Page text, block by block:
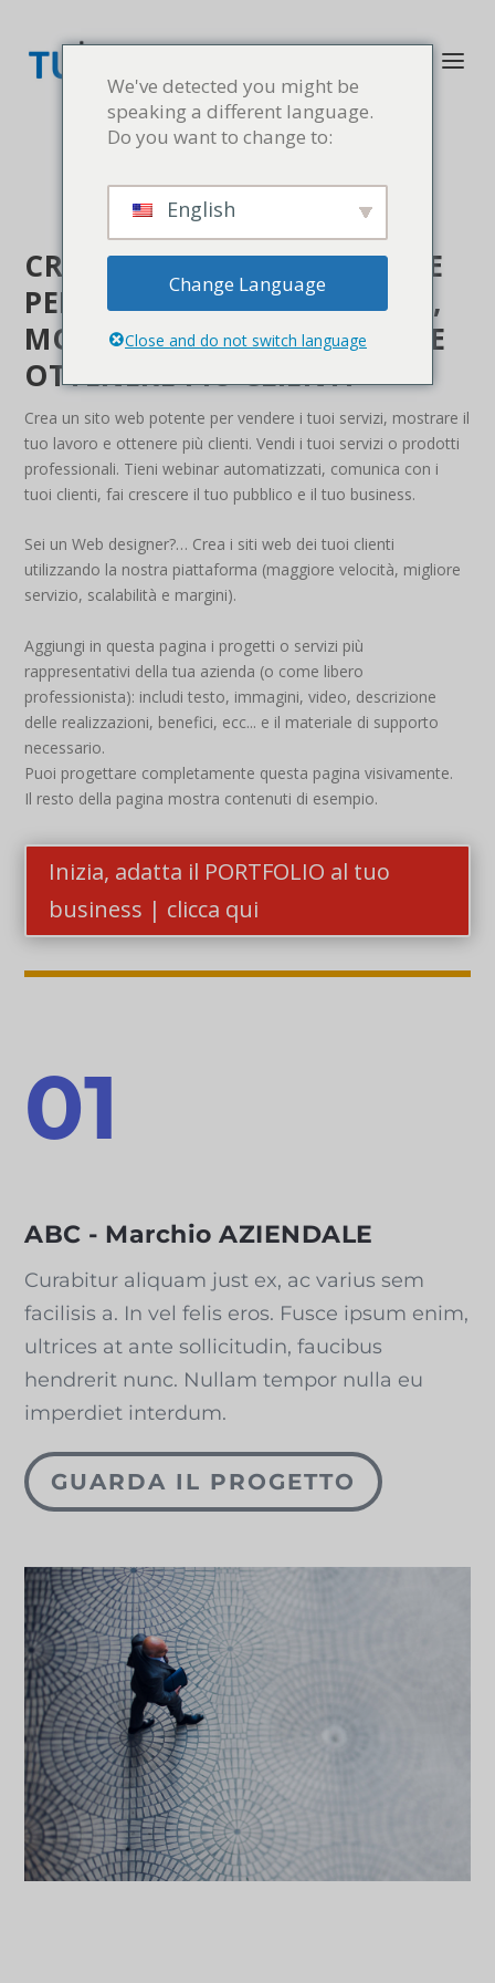
CREA UN SITO WEB POTENTE
PER VENDERE I TUOI SERVIZI,
MOSTRARE IL TUO LAVORO E
OTTENERE PIÙ CLIENTI
Crea un sito web potente per vendere i tuoi servizi, mostrare il
tuo lavoro e ottenere più clienti. Vendi i tuoi servizi o prodotti
professionali. Tieni webinar automatizzati, comunica con i
tuoi clienti, fai crescere il tuo pubblico e il tuo business.
Sei un Web designer?… Crea i siti web dei tuoi clienti
utilizzando la nostra piattaforma (maggiore velocità, migliore
servizio, scalabilità e margini).
Aggiungi in questa pagina i progetti o servizi più
rappresentativi della tua azienda (o come libero
professionista): includi testo, immagini, video, descrizione
delle realizzazioni, benefici, ecc... e il materiale di supporto
necessario.
Puoi progettare completamente questa pagina visivamente.
Il resto della pagina mostra contenuti di esempio.
Inizia, adatta il PORTFOLIO al tuo
business | clicca qui
01
ABC - Marchio AZIENDALE
Curabitur aliquam just ex, ac varius sem
facilisis a. In vel felis eros. Fusce ipsum enim,
ultrices at ante sollicitudin, faucibus
hendrerit nunc. Nullam tempor nulla eu
imperdiet interdum.
GUARDA IL PROGETTO
We've detected you might be
speaking a different language.
Do you want to change to:
English
Change Language
Close and do not switch language